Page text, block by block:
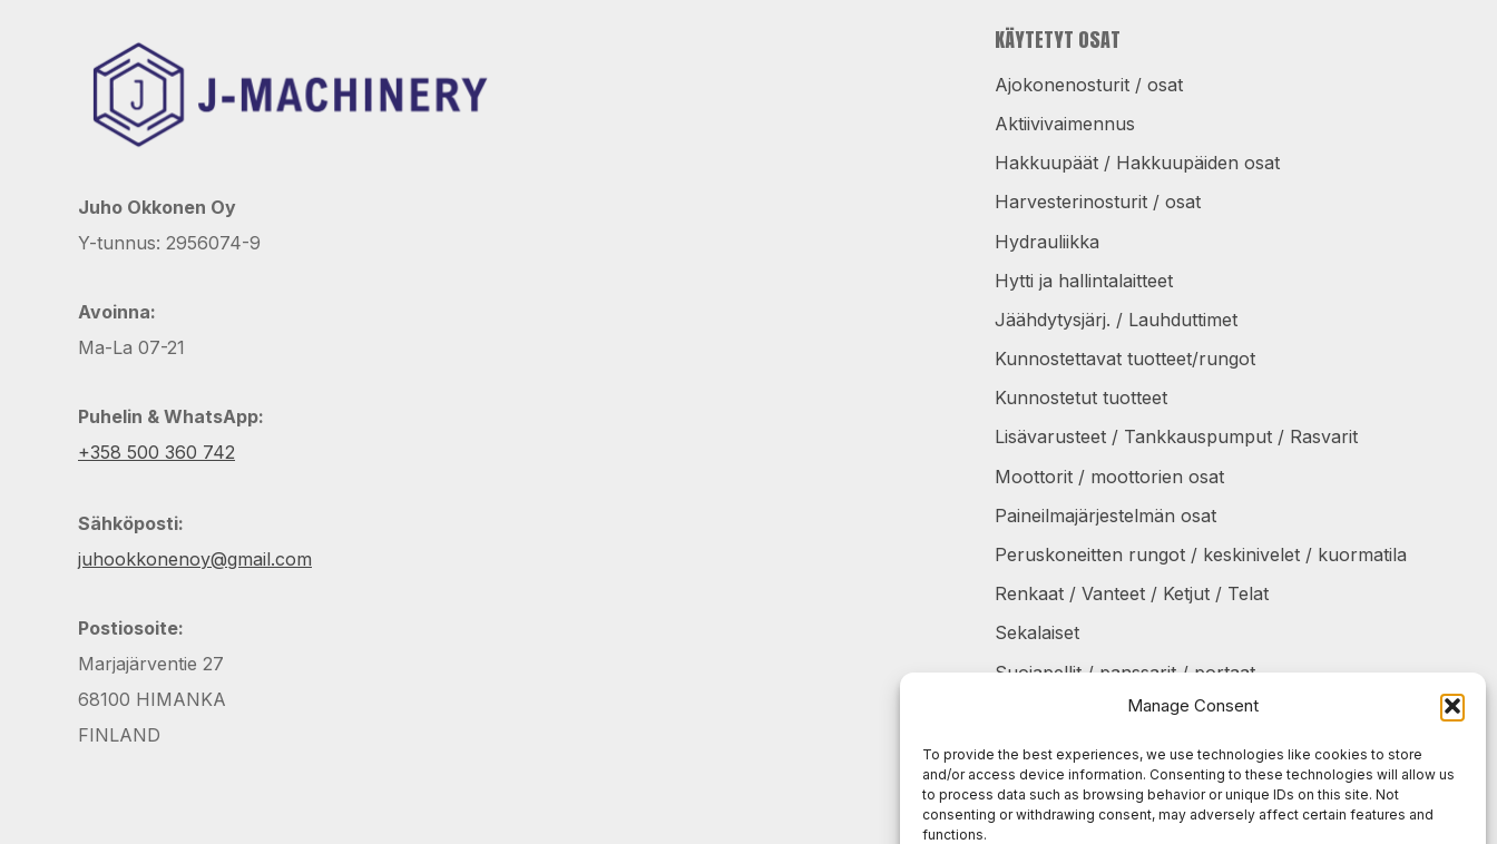
Manage Consent
To provide the best experiences, we use technologies like cookies to store
and/or access device information. Consenting to these technologies will allow us
to process data such as browsing behavior or unique IDs on this site. Not
consenting or withdrawing consent, may adversely affect certain features and
functions.
Juho Okkonen Oy
Y-tunnus: 2956074-9
Avoinna:
Ma-La 07-21
Puhelin & WhatsApp:
+358 500 360 742
Sähköposti:
juhookkonenoy@gmail.com
Postiosoite:
Marjajärventie 27
68100 HIMANKA
FINLAND
KÄYTETYT OSAT
Ajokonenosturit / osat
Aktiivivaimennus
Hakkuupäät / Hakkuupäiden osat
Harvesterinosturit / osat
Hydrauliikka
Hytti ja hallintalaitteet
Jäähdytysjärj. / Lauhduttimet
Kunnostettavat tuotteet/rungot
Kunnostetut tuotteet
Lisävarusteet / Tankkauspumput / Rasvarit
Moottorit / moottorien osat
Paineilmajärjestelmän osat
Peruskoneitten rungot / keskinivelet / kuormatila
Renkaat / Vanteet / Ketjut / Telat
Sekalaiset
Suojapellit / panssarit / portaat
Taukolämmittimet / osat
Voimansiirto